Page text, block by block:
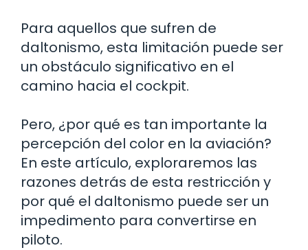
Para aquellos que sufren de
daltonismo, esta limitación puede ser
un obstáculo significativo en el
camino hacia el cockpit.
Pero, ¿por qué es tan importante la
percepción del color en la aviación?
En este artículo, exploraremos las
razones detrás de esta restricción y
por qué el daltonismo puede ser un
impedimento para convertirse en
piloto.